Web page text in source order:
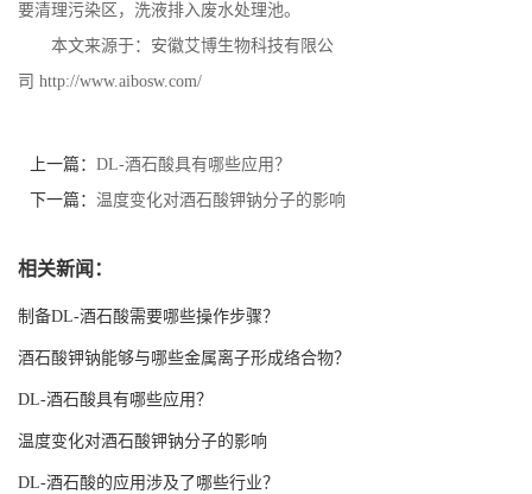
展
证
誉
联
要清理污染区，洗液排入废水处理池。
本文来源于：安徽艾博生物科技有限公
司 http://www.aibosw.com/
上一篇： DL-酒石酸具有哪些应用？
下一篇： 温度变化对酒石酸钾钠分子的影响
相关新闻：
制备DL-酒石酸需要哪些操作步骤？
酒石酸钾钠能够与哪些金属离子形成络合物？
DL-酒石酸具有哪些应用？
温度变化对酒石酸钾钠分子的影响
DL-酒石酸的应用涉及了哪些行业？